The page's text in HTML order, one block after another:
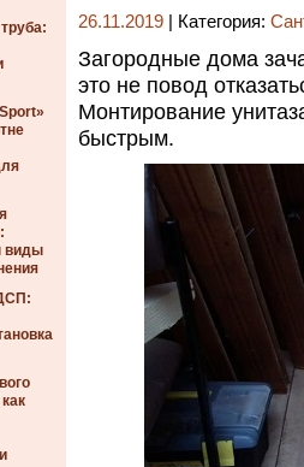
виды
26.11.2019 | Категория:
Загородные дома
это не повод
Монтирование
быстрым.